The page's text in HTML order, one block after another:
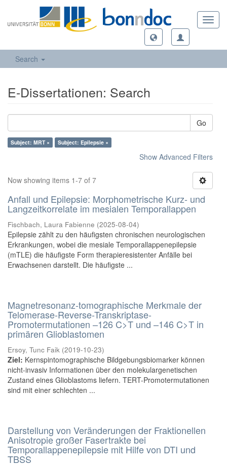
Search
E-Dissertationen: Search
Go
Subject: MRT × Subject: Epilepsie ×
Show Advanced Filters
Now showing items 1-7 of 7
Anfall und Epilepsie: Morphometrische Kurz- und
Langzeitkorrelate im mesialen Temporallappen
Fischbach, Laura Fabienne (2025-08-04)
Epilepsie zählt zu den häufigsten chronischen neurologischen
Erkrankungen, wobei die mesiale Temporallappenepilepsie
(mTLE) die häufigste Form therapieresistenter Anfälle bei
Erwachsenen darstellt. Die häufigste ...
Magnetresonanz-tomographische Merkmale der
Telomerase-Reverse-Transkriptase-
Promotermutationen –126 C>T und –146 C>T in
primären Glioblastomen
Ersoy, Tunc Faik (2019-10-23)
Ziel: Kernspintomographische Bildgebungsbiomarker können
nicht-invasiv Informationen über den molekulargenetischen
Zustand eines Glioblastoms liefern. TERT-Promotermutationen
sind mit einer schlechten ...
Darstellung von Veränderungen der Fraktionellen
Anisotropie großer Fasertrakte bei
Temporallappenepilepsie mit Hilfe von DTI und
TBSS